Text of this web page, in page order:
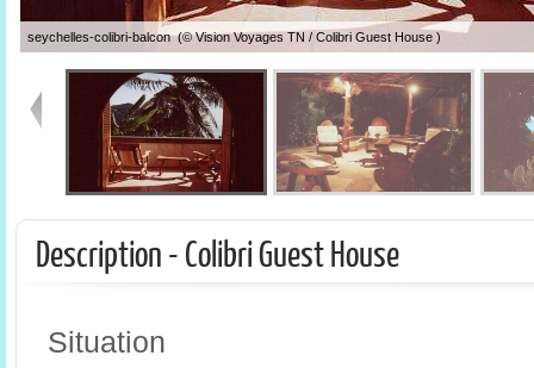
seychelles-colibri-balcon (© Vision Voyages TN / Colibri Guest House )
Description - Colibri Guest House
Situation